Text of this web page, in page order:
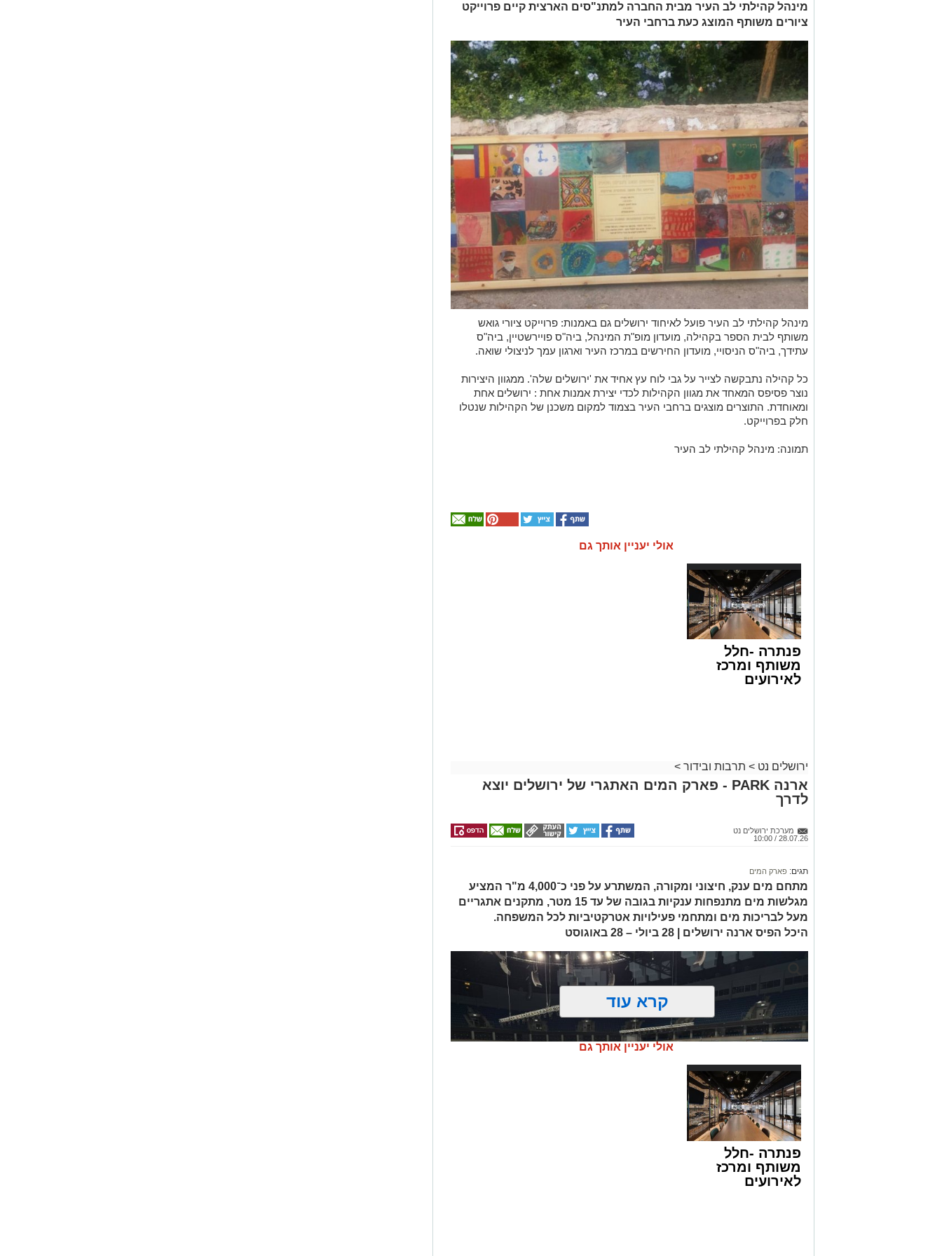
מינהל קהילתי לב העיר מבית החברה למתנ"סים הארצית קיים פרוייקט
ציורים משותף המוצג כעת ברחבי העיר
מינהל קהילתי לב העיר פועל לאיחוד ירושלים גם באמנות: פרוייקט ציורי גואש
משותף לבית הספר בקהילה, מועדון מופ"ת המינהל, ביה"ס פויירשטיין, ביה"ס
עתידך, ביה"ס הניסויי, מועדון החירשים במרכז העיר וארגון עמך לניצולי שואה.
כל קהילה נתבקשה לצייר על גבי לוח עץ אחיד את 'ירושלים שלה'. ממגוון היצירות
נוצר פסיפס המאחד את מגוון הקהילות לכדי יצירת אמנות אחת : ירושלים אחת
ומאוחדת. התוצרים מוצגים ברחבי העיר בצמוד למקום משכנן של הקהילות שנטלו
חלק בפרוייקט.
תמונה: מינהל קהילתי לב העיר
אולי יעניין אותך גם
פנתרה -חלל
משותף ומרכז
לאירועים
ירושלים נט > תרבות ובידור >
ארנה PARK - פארק המים האתגרי של ירושלים יוצא
לדרך
מערכת ירושלים נט
28.07.26 / 10:00
תגים: פארק המים
מתחם מים ענק, חיצוני ומקורה, המשתרע על פני כ־4,000 מ"ר המציע
מגלשות מים מתנפחות ענקיות בגובה של עד 15 מטר, מתקנים אתגריים
מעל לבריכות מים ומתחמי פעילויות אטרקטיביות לכל המשפחה.
היכל הפיס ארנה ירושלים | 28 ביולי – 28 באוגוסט
קרא עוד
אולי יעניין אותך גם
פנתרה -חלל
משותף ומרכז
לאירועים